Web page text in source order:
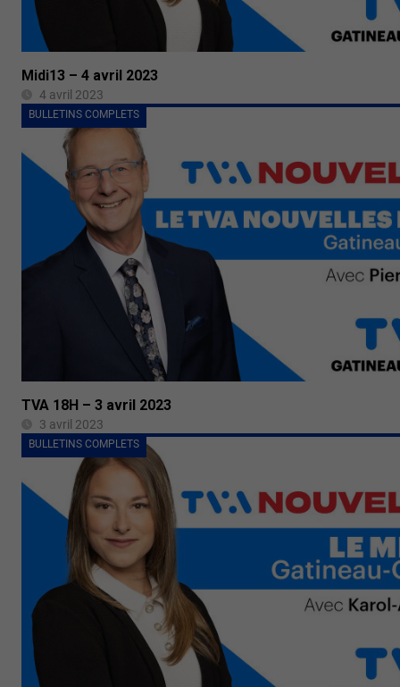
Midi13 – 4 avril 2023
4 avril 2023
BULLETINS COMPLETS
TVA 18H – 3 avril 2023
3 avril 2023
BULLETINS COMPLETS